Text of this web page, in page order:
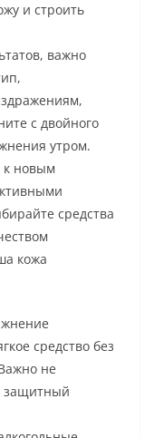
и строить
важно
с двойного
утром.
к новым
средства
кожа
средство без
не
защитный